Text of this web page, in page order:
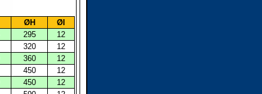
ØH
ØI
295
12
320
12
360
12
450
12
450
12